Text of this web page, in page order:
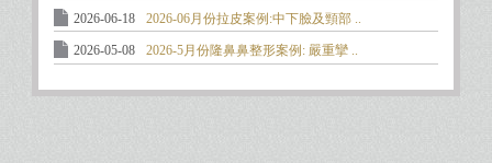
2026-06-18 2026-06月份拉皮案例:中下臉及頸部 ..
2026-05-08 2026-5月份隆鼻鼻整形案例: 嚴重攣 ..